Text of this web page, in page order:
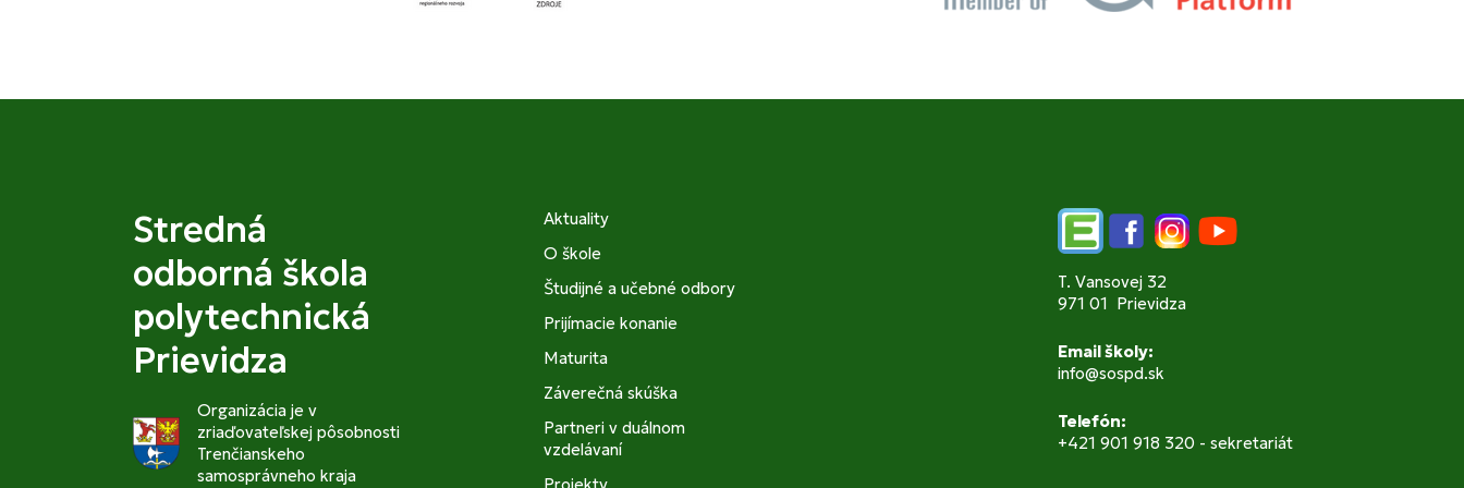
Stredná
odborná škola
polytechnická
Prievidza
Organizácia je v
zriaďovateľskej pôsobnosti
Trenčianskeho
samosprávneho kraja
Aktuality
O škole
Študijné a učebné odbory
Prijímacie konanie
Maturita
Záverečná skúška
Partneri v duálnom
vzdelávaní
EdupageFacebookInstagramYouTube
T. Vansovej 32
971 01 Prievidza
Email školy:
info@sospd.sk
Telefón:
+421 901 918 320 - sekretariát